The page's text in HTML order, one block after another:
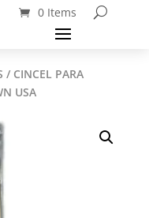
0 Items
/ CINCEL PARA
USA